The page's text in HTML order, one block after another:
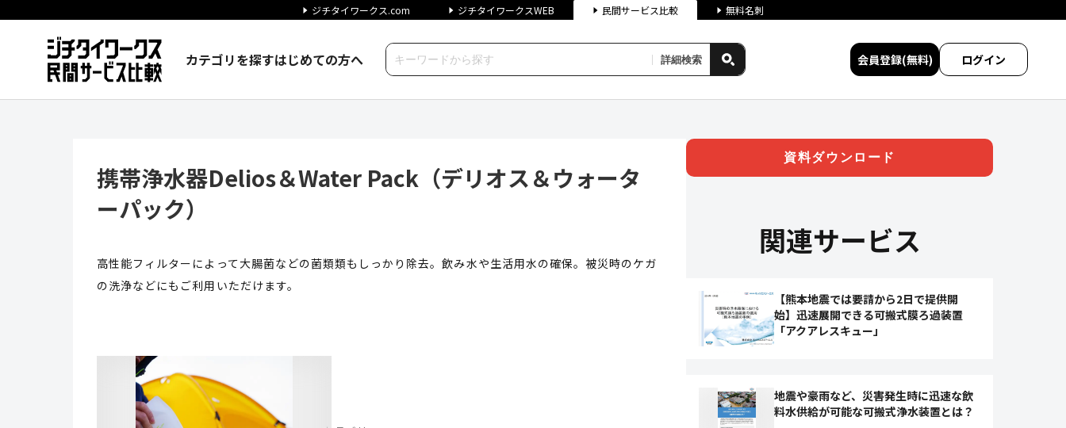
ジチタイワークス.com ジチタイワークスWEB 民間サービス比較 無料名刺
カテゴリを探すはじめての方へ 詳細検索 会員登録(無料) ログイン
携帯浄水器Delios＆Water Pack（デリオス＆ウォータ
ーパック）
高性能フィルターによって大腸菌などの菌類類もしっかり除去。飲み水や生活用水の確保。被災時のケガ
の洗浄などにもご利用いただけます。
資料ダウンロード
関連サービス
【熊本地震では要請から2日で提供開
始】迅速展開できる可搬式膜ろ過装置
「アクアレスキュー」
地震や豪雨など、災害発生時に迅速な飲
料水供給が可能な可搬式浄水装置とは？